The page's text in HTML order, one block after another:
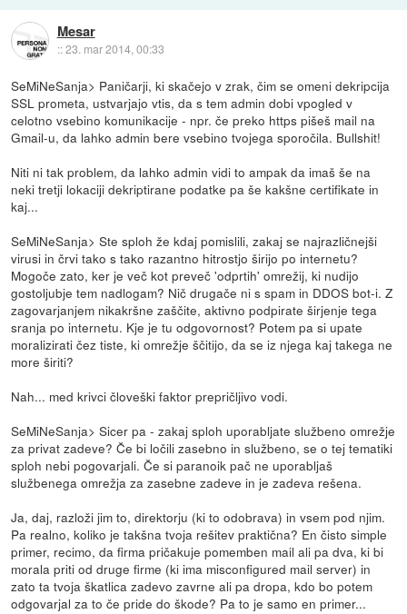
Mesar
::23. mar 2014, 00:33
SeMiNeSanja> Paničarji, ki skačejo v zrak, čim se omeni dekripcija
SSL prometa, ustvarjajo vtis, da s tem admin dobi vpogled v
celotno vsebino komunikacije - npr. če preko https pišeš mail na
Gmail-u, da lahko admin bere vsebino tvojega sporočila. Bullshit!
Niti ni tak problem, da lahko admin vidi to ampak da imaš še na
neki tretji lokaciji dekriptirane podatke pa še kakšne certifikate in
kaj...
SeMiNeSanja> Ste sploh že kdaj pomislili, zakaj se najrazličnejši
virusi in črvi tako s tako razantno hitrostjo širijo po internetu?
Mogoče zato, ker je več kot preveč 'odprtih' omrežij, ki nudijo
gostoljubje tem nadlogam? Nič drugače ni s spam in DDOS bot-i. Z
zagovarjanjem nikakršne zaščite, aktivno podpirate širjenje tega
sranja po internetu. Kje je tu odgovornost? Potem pa si upate
moralizirati čez tiste, ki omrežje ščitijo, da se iz njega kaj takega ne
more širiti?
Nah... med krivci človeški faktor prepričljivo vodi.
SeMiNeSanja> Sicer pa - zakaj sploh uporabljate službeno omrežje
za privat zadeve? Če bi ločili zasebno in službeno, se o tej tematiki
sploh nebi pogovarjali. Če si paranoik pač ne uporabljaš
službenega omrežja za zasebne zadeve in je zadeva rešena.
Ja, daj, razloži jim to, direktorju (ki to odobrava) in vsem pod njim.
Pa realno, koliko je takšna tvoja rešitev praktična? En čisto simple
primer, recimo, da firma pričakuje pomemben mail ali pa dva, ki bi
morala priti od druge firme (ki ima misconfigured mail server) in
zato ta tvoja škatlica zadevo zavrne ali pa dropa, kdo bo potem
odgovarjal za to če pride do škode? Pa to je samo en primer...